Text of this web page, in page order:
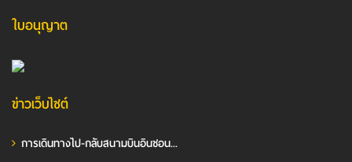
ใบอนุญาต
ข่าวเว็บไซต์
การเดินทางไป-กลับสนามบินอินชอน...